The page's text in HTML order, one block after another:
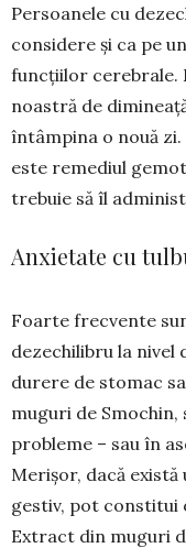
Persoanele cu
considere și ca pe
funcțiilor cerebrale.
noastră de
întâmpina o nouă
este remediul
trebuie să îl
Anxietate cu
Foarte frecvente
dezechilibru la nivel
durere de stomac
muguri de Smochin,
probleme – sau în
Merișor, dacă
gestiv, pot constitui
Extract din muguri